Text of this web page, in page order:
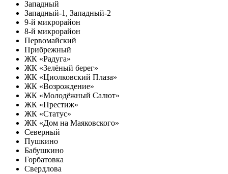
Западный
Западный-1, Западный-2
9-й микрорайон
8-й микрорайон
Первомайский
Прибрежный
ЖК «Радуга»
ЖК «Зелёный берег»
ЖК «Циолковский Плаза»
ЖК «Возрождение»
ЖК «Молодёжный Салют»
ЖК «Престиж»
ЖК «Статус»
ЖК «Дом на Маяковского»
Северный
Пушкино
Бабушкино
Горбатовка
Свердлова